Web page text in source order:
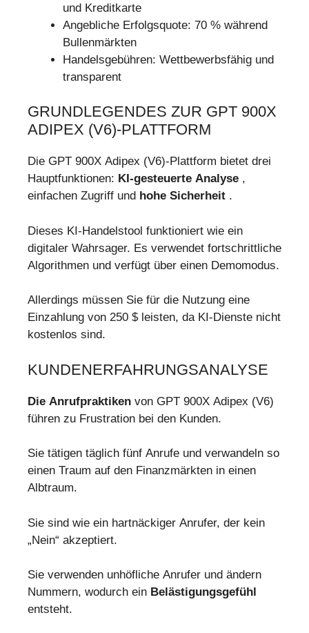
und Kreditkarte
Angebliche Erfolgsquote: 70 % während
Bullenmärkten
Handelsgebühren: Wettbewerbsfähig und
transparent
GRUNDLEGENDES ZUR GPT 900X
ADIPEX (V6)-PLATTFORM
Die GPT 900X Adipex (V6)-Plattform bietet drei
Hauptfunktionen: KI-gesteuerte Analyse ,
einfachen Zugriff und hohe Sicherheit .
Dieses KI-Handelstool funktioniert wie ein
digitaler Wahrsager. Es verwendet fortschrittliche
Algorithmen und verfügt über einen Demomodus.
Allerdings müssen Sie für die Nutzung eine
Einzahlung von 250 $ leisten, da KI-Dienste nicht
kostenlos sind.
KUNDENERFAHRUNGSANALYSE
Die Anrufpraktiken von GPT 900X Adipex (V6)
führen zu Frustration bei den Kunden.
Sie tätigen täglich fünf Anrufe und verwandeln so
einen Traum auf den Finanzmärkten in einen
Albtraum.
Sie sind wie ein hartnäckiger Anrufer, der kein
„Nein“ akzeptiert.
Sie verwenden unhöfliche Anrufer und ändern
Nummern, wodurch ein Belästigungsgefühl
entsteht.